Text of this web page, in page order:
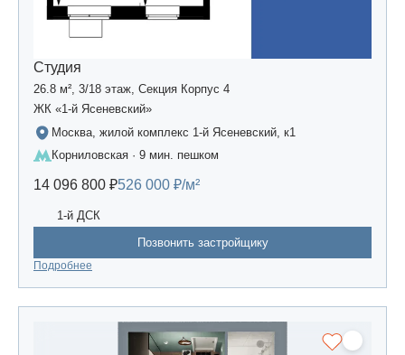
Студия
26.8 м², 3/18 этаж, Секция Корпус 4
ЖК «1-й Ясеневский»
Москва, жилой комплекс 1-й Ясеневский, к1
Корниловская · 9 мин. пешком
14 096 800 ₽526 000 ₽/м²
1-й ДСК
Позвонить застройщику
Подробнее